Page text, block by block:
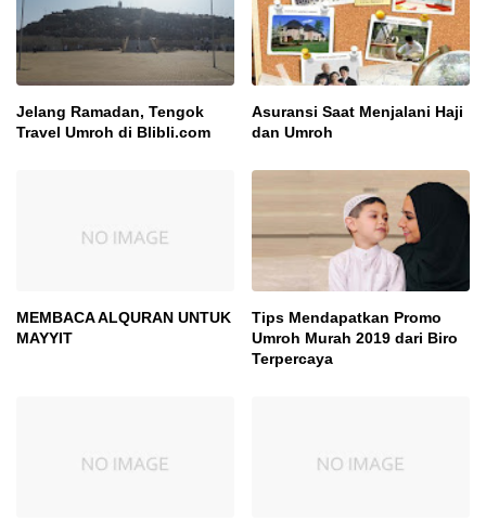
Jelang Ramadan, Tengok
Travel Umroh di Blibli.com
Asuransi Saat Menjalani Haji
dan Umroh
MEMBACA ALQURAN UNTUK
MAYYIT
Tips Mendapatkan Promo
Umroh Murah 2019 dari Biro
Terpercaya